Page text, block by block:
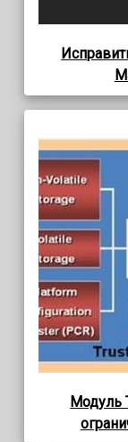
Модуль